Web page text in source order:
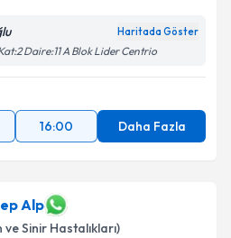
Haritada Göster
Daire:11 A Blok Lider Centrio
16:00 Daha Fazla
Alp
Sinir Hastalıkları)